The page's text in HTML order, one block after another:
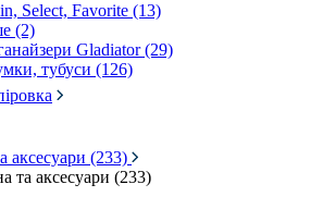
Select, Favorite (13)
(2)
Gladiator (29)
тубуси (126)
аксесуари (233)
та аксесуари (233)